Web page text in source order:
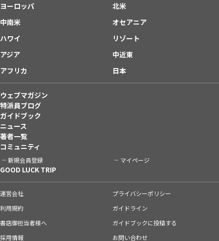
ヨーロッパ
北米
中南米
オセアニア
ハワイ
リゾート
アジア
中近東
アフリカ
日本
ウェブマガジン
特派員ブログ
ガイドブック
ニュース
著者一覧
コミュニティ
新規会員登録 マイページ
GOOD LUCK TRIP
運営会社
プライバシーポリシー
利用規約
ガイドライン
書店御担当者様へ
ガイドブックに投稿する
採用情報
お問い合わせ